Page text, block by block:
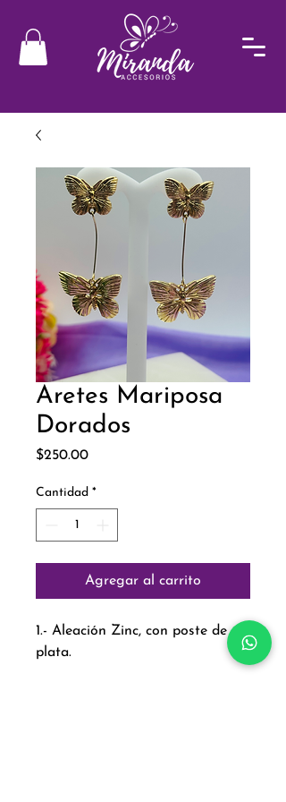
Aretes Mariposa
Dorados
$250.00Precio
Cantidad *
Agregar al carrito
1.- Aleación Zinc, con poste de
plata.